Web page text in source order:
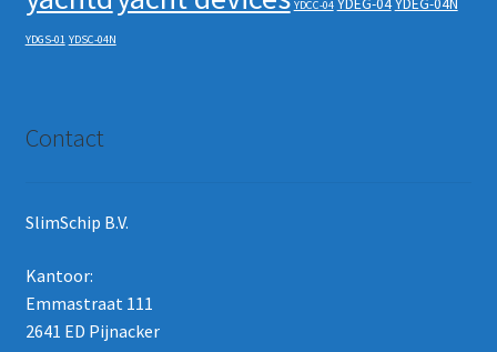
YDCC-04 YDEG-04YDEG-04N
YDGS-01 YDSC-04N
Contact
SlimSchip B.V.
Kantoor:
Emmastraat 111
2641 ED Pijnacker